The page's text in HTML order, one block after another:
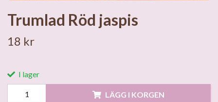
Trumlad Röd jaspis
18 kr
I lager
LÄGG I KORGEN